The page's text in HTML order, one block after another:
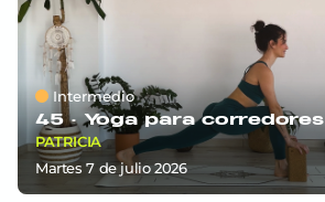
Intermedio
45 ·Yoga para corredores
PATRICIA
martes 7dejulio 2026